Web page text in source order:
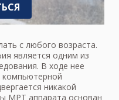
с любого возраста.
является одним из
В ходе нее
компьютерной
никакой
МРТ аппарата основан